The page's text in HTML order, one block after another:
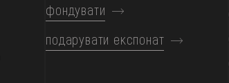
фондувати
подарувати експонат